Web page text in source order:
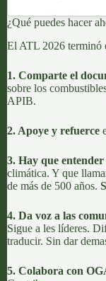
¿Qué puedes hacer
El ATL 2026 terminó
1. Comparte el
sobre los
APIB.
2. Apoye y refuerce
3. Hay que entender
climática. Y que
de más de 500 años.
4. Da voz a las
Sigue a les líderes.
traducir. Sin dar
5. Colabora con